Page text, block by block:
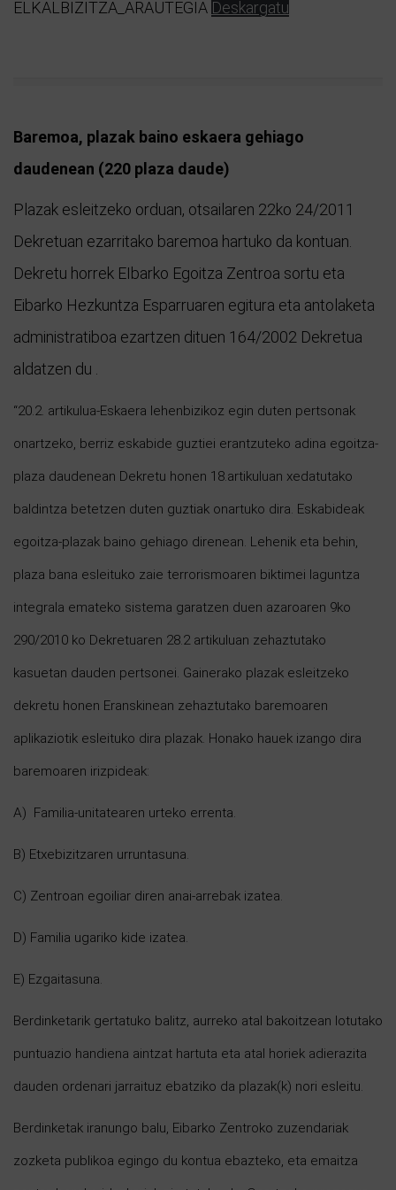
ELKALBIZITZA_ARAUTEGIA Deskargatu
Baremoa, plazak baino eskaera gehiago
daudenean (220 plaza daude)
Plazak esleitzeko orduan, otsailaren 22ko 24/2011
Dekretuan ezarritako baremoa hartuko da kontuan.
Dekretu horrek EIbarko Egoitza Zentroa sortu eta
Eibarko Hezkuntza Esparruaren egitura eta antolaketa
administratiboa ezartzen dituen 164/2002 Dekretua
aldatzen du .
“20.2. artikulua-Eskaera lehenbizikoz egin duten pertsonak
onartzeko, berriz eskabide guztiei erantzuteko adina egoitza-
plaza daudenean Dekretu honen 18.artikuluan xedatutako
baldintza betetzen duten guztiak onartuko dira. Eskabideak
egoitza-plazak baino gehiago direnean. Lehenik eta behin,
plaza bana esleituko zaie terrorismoaren biktimei laguntza
integrala emateko sistema garatzen duen azaroaren 9ko
290/2010 ko Dekretuaren 28.2 artikuluan zehaztutako
kasuetan dauden pertsonei. Gainerako plazak esleitzeko
dekretu honen Eranskinean zehaztutako baremoaren
aplikaziotik esleituko dira plazak. Honako hauek izango dira
baremoaren irizpideak:
A) Familia-unitatearen urteko errenta.
B) Etxebizitzaren urruntasuna.
C) Zentroan egoiliar diren anai-arrebak izatea.
D) Familia ugariko kide izatea.
E) Ezgaitasuna.
Berdinketarik gertatuko balitz, aurreko atal bakoitzean lotutako
puntuazio handiena aintzat hartuta eta atal horiek adierazita
dauden ordenari jarraituz ebatziko da plazak(k) nori esleitu.
Berdinketak iranungo balu, Eibarko Zentroko zuzendariak
zozketa publikoa egingo du kontua ebazteko, eta emaitza